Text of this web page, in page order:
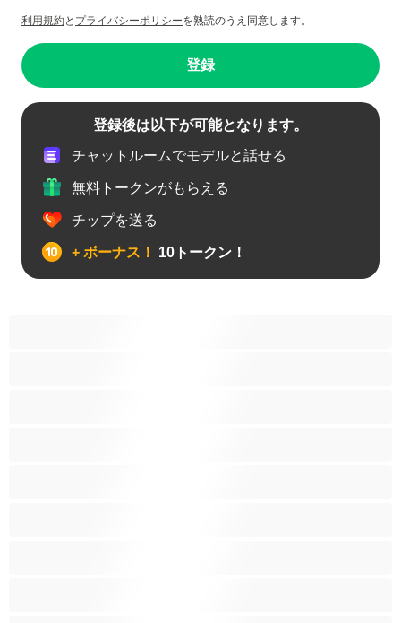
利用規約と プライバシーポリシーを熟読のうえ同意します。
登録
登録後は以下が可能となります。
チャットルームでモデルと話せる
無料トークンがもらえる
チップを送る
+ ボーナス！ 10トークン！